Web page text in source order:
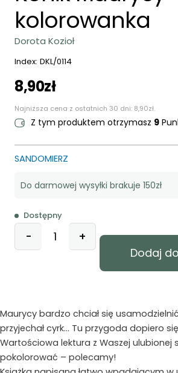
kolorowanka
Dorota Kozioł
Index: DKL/0114
8,90zł
Najniższa cena z ostatnich 30 dni: 8,90zł.
Z tym produktem otrzymasz 9
SANDOMIERZ
Do darmowej wysyłki brakuje 150zł
Dostępny
-
+
Dodaj
Maurycy bardzo chciał się
przyjechał cyrk… Tu przygoda dopiero
Wartościowa lektura z Waszej ulubionej
pokolorować – polecamy!